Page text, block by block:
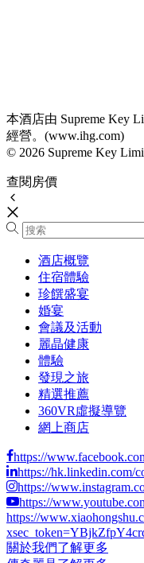
本酒店由 Supreme Key
經營。(www.ihg.com)
© 2026 Supreme Key
查閱房價
酒店概覽
住宿體驗
珍饌盛宴
婚宴
會議及活動
麗晶健康
體驗
發現之旅
精選推薦
360VR虛擬導覽
網上商店
https://
https://hk.linkedin.com/
https://
https://
https://
關於我們了解更多